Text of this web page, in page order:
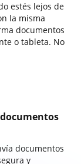
estés lejos de
la misma
documentos
o tableta. No
documentos
y